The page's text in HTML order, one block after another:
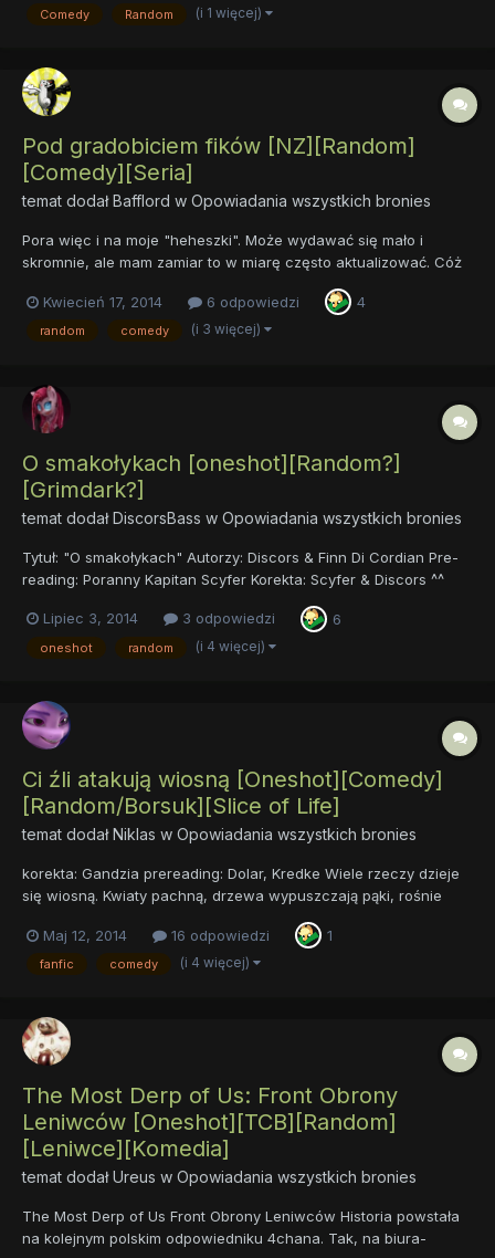
rozważań nad światem. Lisensefe posiada dwie płaszczyzny,
Comedy Random (i 1 więcej)
Pod gradobiciem fików [NZ][Random]
[Comedy][Seria]
temat dodałBafflord w Opowiadania wszystkich bronies
Pora więc i na moje "heheszki". Może wydawać się mało i
skromnie, ale mam zamiar to w miarę często aktualizować. Cóż
więcej? Dobrej zabawy życzę. Pod gradobiciem fików
Kwiecień 17, 2014
6 odpowiedzi 4
random comedy (i 3 więcej)
O smakołykach [oneshot][Random?]
[Grimdark?]
temat dodałDiscorsBass w Opowiadania wszystkich bronies
Tytuł: "O smakołykach" Autorzy: Discors & Finn Di Cordian Pre-
reading: Poranny Kapitan Scyfer Korekta: Scyfer & Discors ^^
opowiadaniem: https://www.youtube.com/watch?v=tejkhFyjoGE
Link do utworu, który jest opowiadaniem: https://docs...
Lipiec 3, 2014 3 odpowiedzi 6
oneshot random (i 4 więcej)
Ci źli atakują wiosną [Oneshot][Comedy]
[Random/Borsuk][Slice of Life]
temat dodałNiklas w Opowiadania wszystkich bronies
korekta: Gandzia prereading: Dolar, Kredke Wiele rzeczy dzieje
się wiosną. Kwiaty pachną, drzewa wypuszczają pąki, rośnie
księżniczkom, lecz bez większego powodzenia. Nadchodzi
jednak dzień powitania Pierwszego Wiosennego Słońca, a pe...
Maj 12, 2014 16 odpowiedzi 1
fanfic comedy (i 4 więcej)
The Most Derp of Us: Front Obrony
Leniwców [Oneshot][TCB][Random]
[Leniwce][Komedia]
temat dodałUreus w Opowiadania wszystkich bronies
The Most Derp of Us Front Obrony Leniwców Historia powstała
na kolejnym polskim odpowiedniku 4chana. Tak, na biura-